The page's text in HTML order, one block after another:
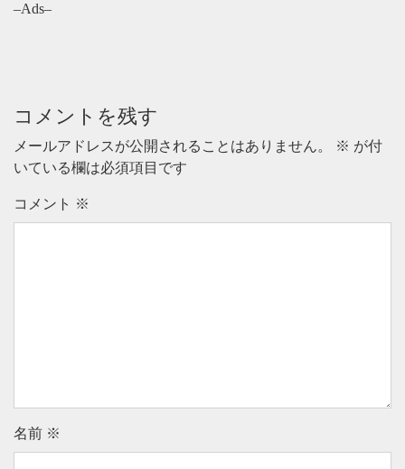
–Ads–
コメントを残す
メールアドレスが公開されることはありません。 ※ が付
いている欄は必須項目です
コメント ※
名前 ※